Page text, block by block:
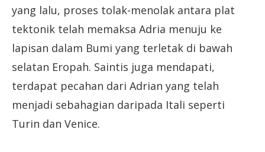
yang lalu, proses tolak-menolak antara plat
tektonik telah memaksa Adria menuju ke
lapisan dalam Bumi yang terletak di bawah
selatan Eropah. Saintis juga mendapati,
terdapat pecahan dari Adrian yang telah
menjadi sebahagian daripada Itali seperti
Turin dan Venice.